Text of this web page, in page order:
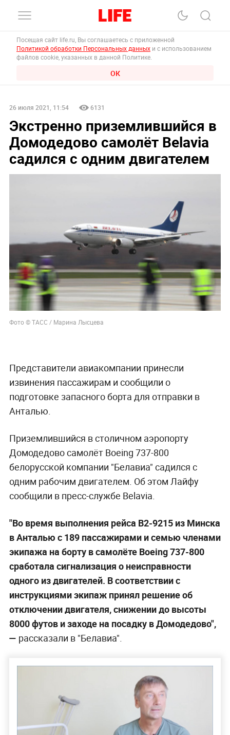
Посещая сайт life.ru, Вы соглашаетесь с приложенной
Политикой обработки Персональных данных и с использованием
файлов cookie, указанных в данной Политике.
ОК
26 июля 2021, 11:54 6131
Экстренно приземлившийся в
Домодедово самолёт Belavia
садился с одним двигателем
Фото © ТАСС / Марина Лысцева
Представители авиакомпании принесли
извинения пассажирам и сообщили о
подготовке запасного борта для отправки в
Анталью.
Приземлившийся в столичном аэропорту
Домодедово самолёт Boeing 737-800
белорусской компании "Белавиа" садился с
одним рабочим двигателем. Об этом Лайфу
сообщили в пресс-службе Belavia.
"Во время выполнения рейса В2-9215 из Минска
в Анталью с 189 пассажирами и семью членами
экипажа на борту в самолёте Boeing 737-800
сработала сигнализация о неисправности
одного из двигателей. В соответствии с
инструкциями экипаж принял решение об
отключении двигателя, снижении до высоты
8000 футов и заходе на посадку в Домодедово",
— рассказали в "Белавиа".